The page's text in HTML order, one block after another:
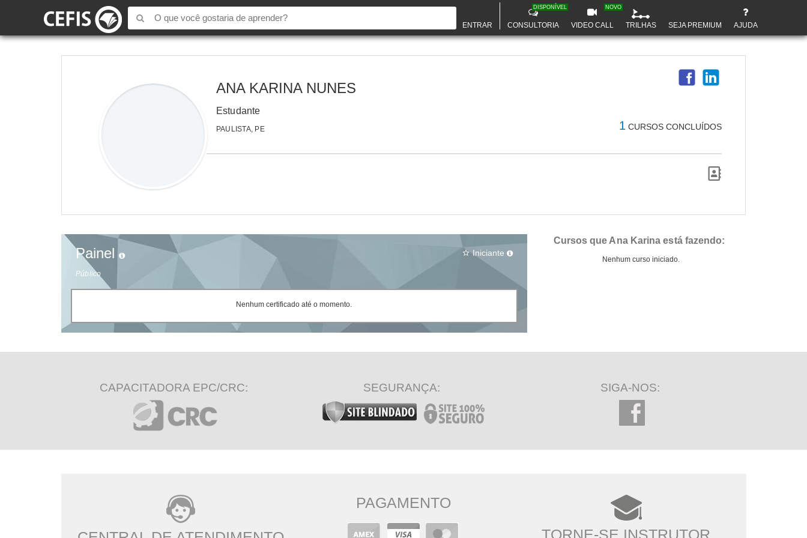
ENTRAR CONSULTORIA
DISPONÍVEL
VIDEO CALL
NOVO
TRILHAS SEJA PREMIUM AJUDA
ANA KARINA NUNES
Estudante
PAULISTA, PE 1 CURSOS CONCLUÍDOS
Painel
Público
star_border Iniciante
Nenhum certificado até o momento.
Cursos que Ana Karina está fazendo:
Nenhum curso iniciado.
CAPACITADORA EPC/CRC: SEGURANÇA: SIGA-NOS:
PAGAMENTO
TORNE-SE INSTRUTOR